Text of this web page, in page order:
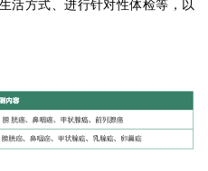
活方式、进行针对性体检等，以